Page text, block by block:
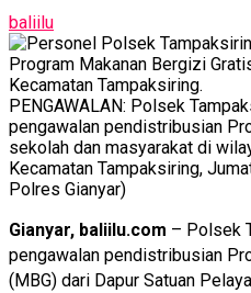
baliilu
PENGAWALAN: Polsek
pengawalan pendistribusian
sekolah dan masyarakat di
Kecamatan Tampaksiring,
Polres Gianyar)
Gianyar, baliilu.com – Polsek
pengawalan pendistribusian
(MBG) dari Dapur Satuan